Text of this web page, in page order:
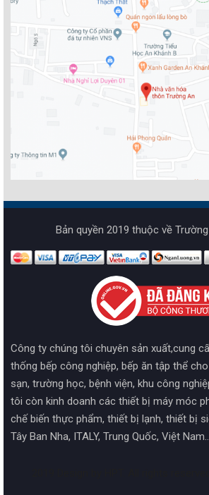
Bản quyền 2019 thuộc về
Công ty chúng tôi chuyên sản xuất,cung
thống bếp công nghiệp, bếp ăn tập thể
sạn, trường học, bệnh viện, khu công
tôi còn kinh doanh các thiết bị máy móc
chế biến thực phẩm, thiết bị lạnh, thiết bị
Tây Ban Nha, ITALY, Trung Quốc, Việt